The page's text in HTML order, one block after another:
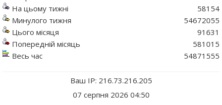
На цьому тижні
Минулого тижня
Цього місяця
Попередній місяць
Весь час
58154
54672055
91631
581015
54871555
Ваш IP: 216.73.216.205
07 серпня 2026 04:50